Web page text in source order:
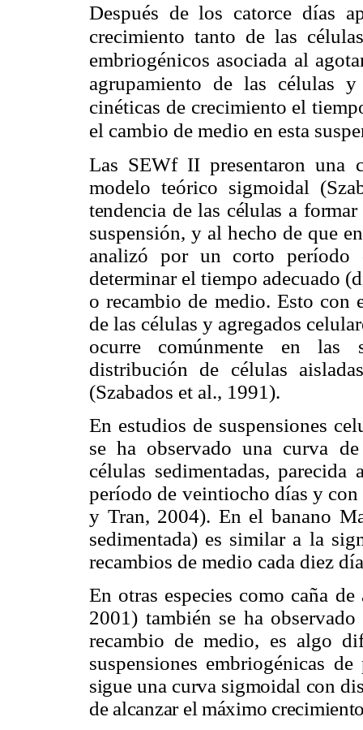
Después de los catorce días
crecimiento tanto de las
embriogénicos asociada al
agrupamiento de las células
cinéticas de crecimiento el
el cambio de medio en esta
Las SEWf II presentaron una
modelo teórico sigmoidal
tendencia de las células a formar
suspensión, y al hecho de que
analizó por un corto
determinar el tiempo adecuado
o recambio de medio. Esto con
de las células y agregados
ocurre comúnmente en las
distribución de células
(Szabados et al., 1991).
En estudios de suspensiones
se ha observado una curva
células sedimentadas,
período de veintiocho días y
y Tran, 2004). En el banano
sedimentada) es similar a la
recambios de medio cada diez
En otras especies como caña
2001) también se ha
recambio de medio, es algo
suspensiones embriogénicas
sigue una curva sigmoidal con
de alcanzar el máximo